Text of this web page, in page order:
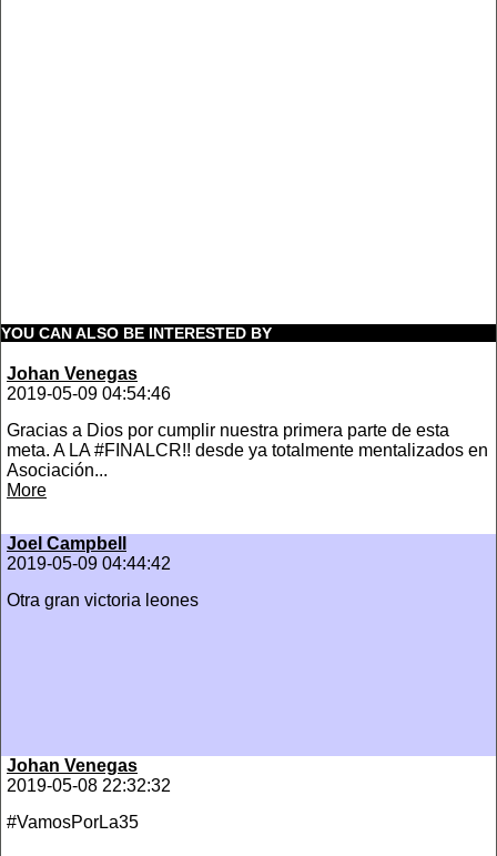
YOU CAN ALSO BE INTERESTED BY
Johan Venegas
2019-05-09 04:54:46
‪Gracias a Dios por cumplir nuestra primera parte de esta
meta. A LA #FINALCR!! desde ya totalmente mentalizados en
Asociación...
More
Joel Campbell
2019-05-09 04:44:42
‪Otra gran victoria leones
Johan Venegas
2019-05-08 22:32:32
#VamosPorLa35